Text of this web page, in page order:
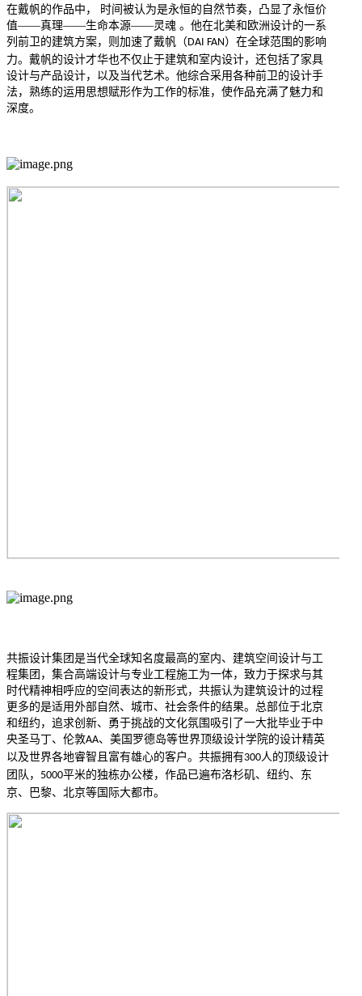
在戴帆的作品中， 时间被认为是永恒的自然节奏，凸显了永恒价
值——真理——生命本源——灵魂 。他在北美和欧洲设计的一系
列前卫的建筑方案，则加速了戴帆（ DAI FAN ）在全球范围的影响
力。戴帆的设计才华也不仅止于建筑和室内设计，还包括了家具
设计与产品设计，以及当代艺术。他综合采用各种前卫的设计手
法，熟练的运用思想赋形作为工作的标准，使作品充满了魅力和
深度。
共振设计集团是当代全球知名度最高的室内、建筑空间设计与工
程集团，集合高端设计与专业工程施工为一体，致力于探求与其
时代精神相呼应的空间表达的新形式，共振认为建筑设计的过程
更多的是适用外部自然、城市、社会条件的结果。总部位于北京
和纽约，追求创新、勇于挑战的文化氛围吸引了一大批毕业于中
央圣马丁、伦敦AA、美国罗德岛等世界顶级设计学院的设计精英
以及世界各地睿智且富有雄心的客户。共振拥有300人的顶级设计
团队， 5000平米的独栋办公楼，作品已遍布洛杉矶、纽约、东
京、巴黎、北京等国际大都市。